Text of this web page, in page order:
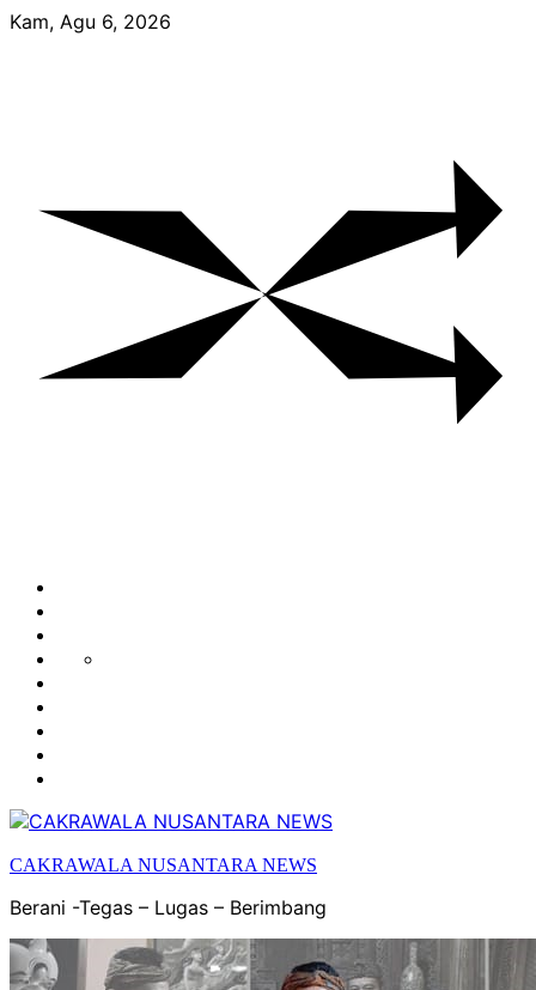
Skip
Kam, Agu 6, 2026
POLITIK
BUDAYA
CAKRAWALA NUSANTARA NEWS
Berani -Tegas – Lugas – Berimbang